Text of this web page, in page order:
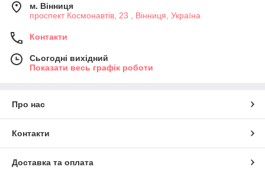
м. Вінниця
проспект Космонавтів, 23 , Вінниця, Україна
Контакти
Сьогодні вихідний
Показати весь графік роботи
Про нас
Контакти
Доставка та оплата